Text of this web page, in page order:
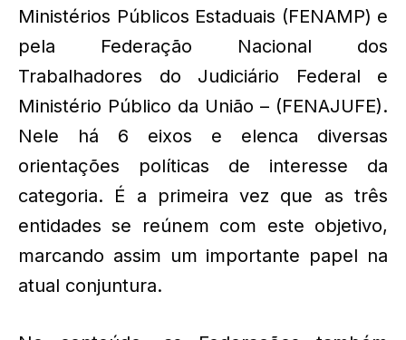
Ministérios Públicos Estaduais (FENAMP) e
pela Federação Nacional dos
Trabalhadores do Judiciário Federal e
Ministério Público da União – (FENAJUFE).
Nele há 6 eixos e elenca diversas
orientações políticas de interesse da
categoria. É a primeira vez que as três
entidades se reúnem com este objetivo,
marcando assim um importante papel na
atual conjuntura.